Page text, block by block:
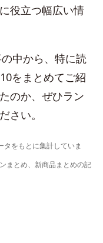
役立つ幅広い情
中から、特に読
をまとめてご紹
のか、ぜひラン
さい。
をもとに集計していま
まとめ、新商品まとめの記